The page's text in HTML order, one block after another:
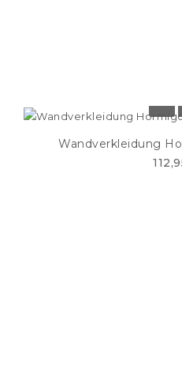
Wandverkleidung